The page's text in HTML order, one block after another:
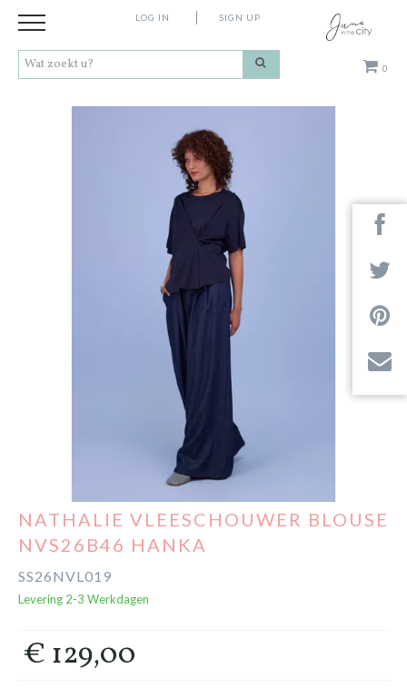
0
LOG IN SIGN UP
Kleding
Outlet
Next
NATHALIE VLEESCHOUWER BLOUSE
NVS26B46 HANKA
SS26NVL019
Levering 2-3 Werkdagen
€ 129,00